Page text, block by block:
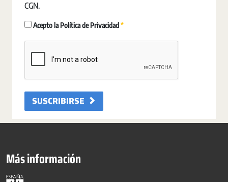
CGN.
Acepto la Política de Privacidad Pakollinen
SUSCRIBIRSE
Más información